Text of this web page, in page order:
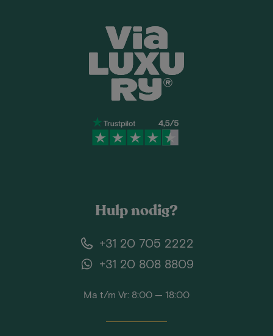
Hulp nodig?
+31 20 705 2222
+31 20 808 8809
Ma t/m Vr: 8:00 — 18:00